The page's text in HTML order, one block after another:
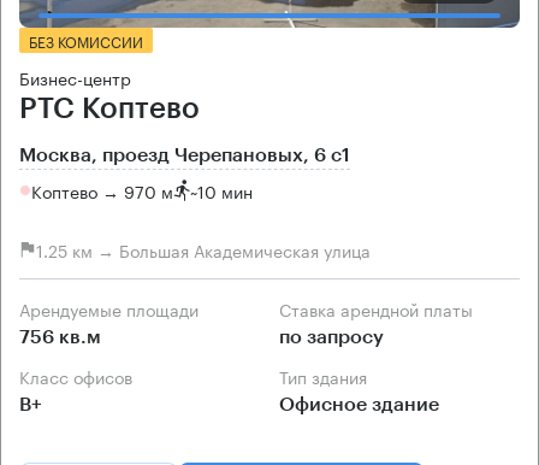
БЕЗ КОМИССИИ
Бизнес-центр
РТС Коптево
Москва, проезд Черепановых, 6 с1
Коптево → 970 м ~10 мин
1.25 км → Большая Академическая улица
Арендуемые площади
756 кв.м
Ставка арендной платы
по запросу
Класс офисов
B+
Тип здания
Офисное здание